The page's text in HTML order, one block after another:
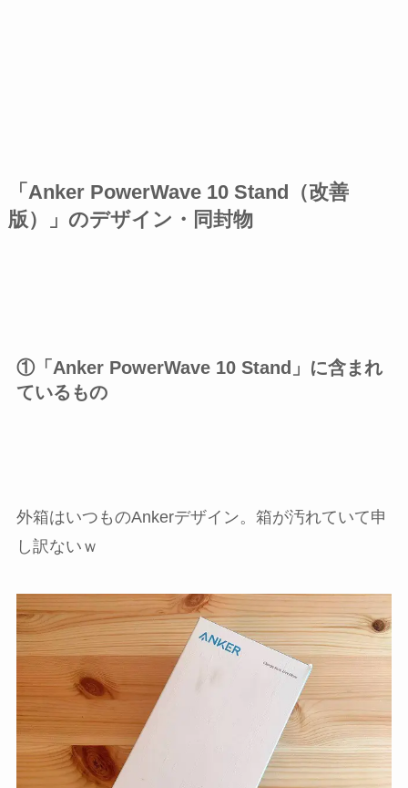
「Anker PowerWave 10 Stand（改善
版）」のデザイン・同封物
①「Anker PowerWave 10 Stand」に含まれ
ているもの
外箱はいつものAnkerデザイン。箱が汚れていて申
し訳ないｗ